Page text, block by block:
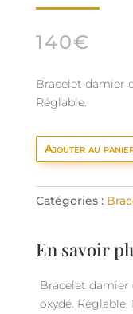
140€
Bracelet damier
Réglable.
Ajouter au
Catégories :
En savoir
Bracelet
oxydé.